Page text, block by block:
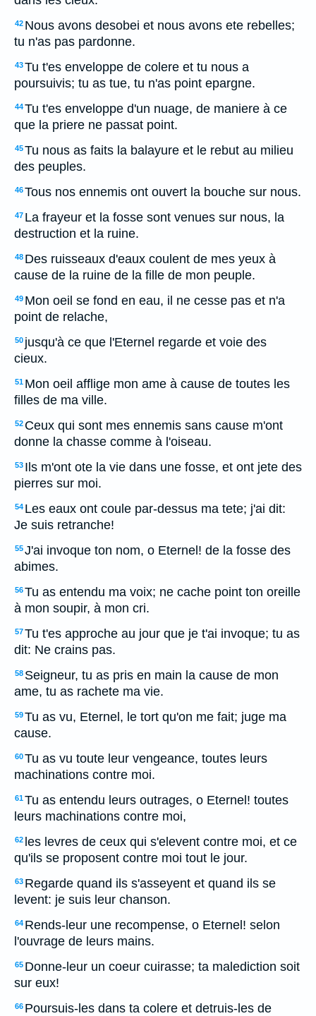
42 Nous avons desobei et nous avons ete rebelles;
tu n'as pas pardonne.
43Tu t'es enveloppe de colere et tu nous a
poursuivis; tu as tue, tu n'as point epargne.
44Tu t'es enveloppe d'un nuage, de maniere à ce
que la priere ne passat point.
45Tu nous as faits la balayure et le rebut au milieu
des peuples.
46Tous nos ennemis ont ouvert la bouche sur nous.
47 La frayeur et la fosse sont venues sur nous, la
destruction et la ruine.
48 Des ruisseaux d'eaux coulent de mes yeux à
cause de la ruine de la fille de mon peuple.
49 Mon oeil se fond en eau, il ne cesse pas et n'a
point de relache,
50 jusqu'à ce que l'Eternel regarde et voie des
cieux.
51 Mon oeil afflige mon ame à cause de toutes les
filles de ma ville.
52 Ceux qui sont mes ennemis sans cause m'ont
donne la chasse comme à l'oiseau.
53 Ils m'ont ote la vie dans une fosse, et ont jete des
pierres sur moi.
54 Les eaux ont coule par-dessus ma tete; j'ai dit:
Je suis retranche!
55J'ai invoque ton nom, o Eternel! de la fosse des
abimes.
56Tu as entendu ma voix; ne cache point ton oreille
à mon soupir, à mon cri.
57Tu t'es approche au jour que je t'ai invoque; tu as
dit: Ne crains pas.
58 Seigneur, tu as pris en main la cause de mon
ame, tu as rachete ma vie.
59Tu as vu, Eternel, le tort qu'on me fait; juge ma
cause.
60Tu as vu toute leur vengeance, toutes leurs
machinations contre moi.
61Tu as entendu leurs outrages, o Eternel! toutes
leurs machinations contre moi,
62 les levres de ceux qui s'elevent contre moi, et ce
qu'ils se proposent contre moi tout le jour.
63 Regarde quand ils s'asseyent et quand ils se
levent: je suis leur chanson.
64 Rends-leur une recompense, o Eternel! selon
l'ouvrage de leurs mains.
65 Donne-leur un coeur cuirasse; ta malediction soit
sur eux!
66 Poursuis-les dans ta colere et detruis-les de